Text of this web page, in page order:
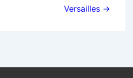
Versailles →